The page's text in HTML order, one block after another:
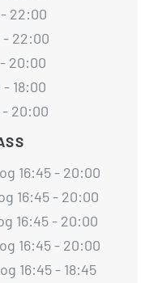
- 22:00
- 22:00
20:00
18:00
- 20:00
16:45 - 20:00
16:45 - 20:00
16:45 - 20:00
16:45 - 20:00
16:45 - 18:45